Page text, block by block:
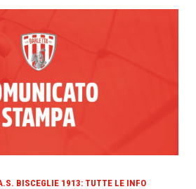
BISCEGLIE 1913: TUTTE LE INFO